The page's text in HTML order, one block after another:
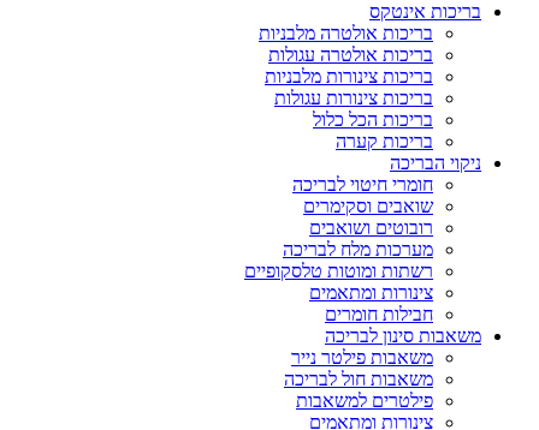
בריכות אינטקס
בריכות אולטרה מלבניות
בריכות אולטרה עגולות
בריכות צינורות מלבניות
בריכות צינורות עגולות
בריכות הכל כלול
בריכות קערה
ניקוי הבריכה
חומרי חיטוי לבריכה
שואבים וסקימרים
רובוטים ושואבים
מערכות מלח לבריכה
רשתות ומוטות טלסקופיים
צינורות ומתאמים
חבילות חומרים
משאבות סינון לבריכה
משאבות פילטר נייר
משאבות חול לבריכה
פילטרים למשאבות
צינורות ומתאמים